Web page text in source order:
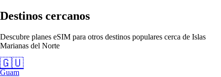
Destinos cercanos
Descubre planes eSIM para otros destinos populares cerca de Islas
Marianas del Norte
🇬🇺
Guam